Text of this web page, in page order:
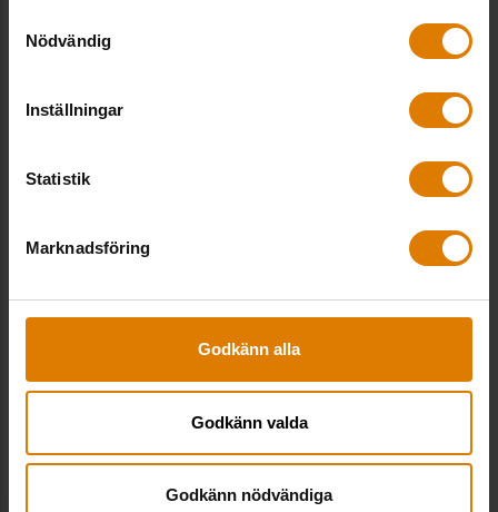
Nödvändig
Inställningar
Statistik
Marknadsföring
Godkänn alla
Godkänn valda
Godkänn nödvändiga
ombyggnad och renovering
Ekonomi & skatt Stockholm,
16
november
SE ALLA UTBILDNINGAR
Relaterade trycksaker